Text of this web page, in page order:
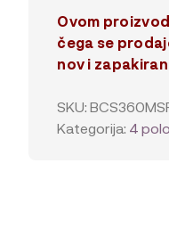
Ovom
čega se
nov i
SKU:
Kategorija: 4